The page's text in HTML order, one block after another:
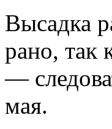
Высадка
рано, так
—
мая.